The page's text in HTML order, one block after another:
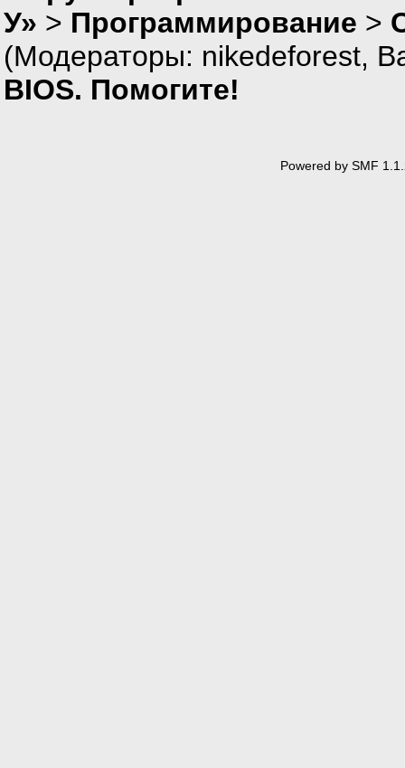
У» > Программирование >
(Модераторы: nikedeforest,
BIOS. Помогите!
Powered by SMF